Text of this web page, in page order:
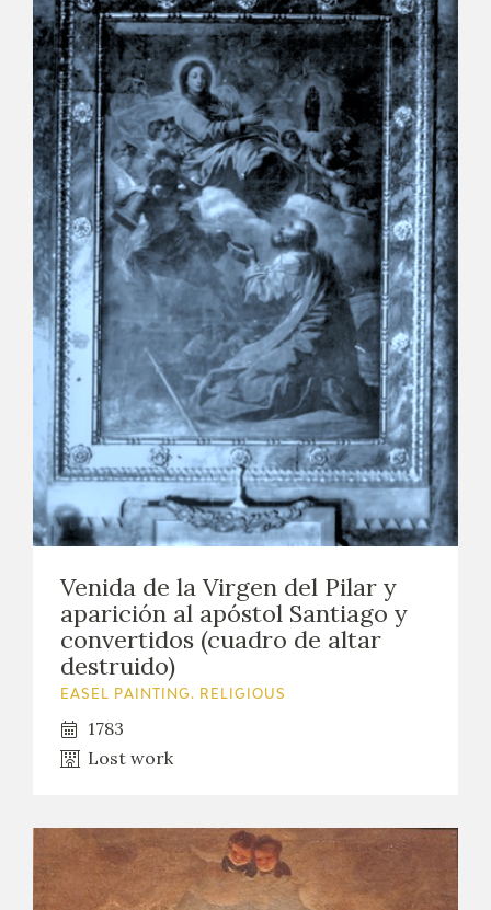
PREMIO ARAGÓN GOYA
EDICIONES
PUBLICACIONES
SHOP
ONLINE SHOP
EDUCA
RECURSOS EDUCATIVOS
Venida de la Virgen del Pilar y
aparición al apóstol Santiago y
convertidos (cuadro de altar
destruido)
EASEL PAINTING. RELIGIOUS
1783
Lost work